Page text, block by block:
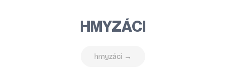
HMYZÁCI
hmyzáci →